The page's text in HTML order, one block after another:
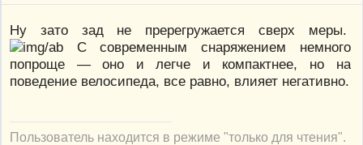
Ну зато зад не пререгружается сверх меры.
С современным снаряжением немного
попроще — оно и легче и компактнее, но на
поведение велосипеда, все равно, влияет негативно.
Пользователь находится в режиме "только для чтения".